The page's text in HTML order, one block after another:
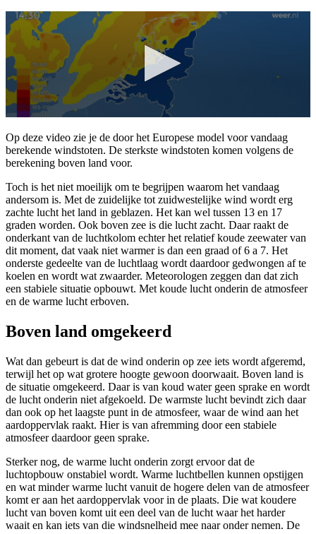
Op deze video zie je de door het Europese model voor vandaag
berekende windstoten. De sterkste windstoten komen volgens de
berekening boven land voor.
Toch is het niet moeilijk om te begrijpen waarom het vandaag
andersom is. Met de zuidelijke tot zuidwestelijke wind wordt erg
zachte lucht het land in geblazen. Het kan wel tussen 13 en 17
graden worden. Ook boven zee is die lucht zacht. Daar raakt de
onderkant van de luchtkolom echter het relatief koude zeewater van
dit moment, dat vaak niet warmer is dan een graad of 6 a 7. Het
onderste gedeelte van de luchtlaag wordt daardoor gedwongen af te
koelen en wordt wat zwaarder. Meteorologen zeggen dan dat zich
een stabiele situatie opbouwt. Met koude lucht onderin de atmosfeer
en de warme lucht erboven.
Boven land omgekeerd
Wat dan gebeurt is dat de wind onderin op zee iets wordt afgeremd,
terwijl het op wat grotere hoogte gewoon doorwaait. Boven land is
de situatie omgekeerd. Daar is van koud water geen sprake en wordt
de lucht onderin niet afgekoeld. De warmste lucht bevindt zich daar
dan ook op het laagste punt in de atmosfeer, waar de wind aan het
aardoppervlak raakt. Hier is van afremming door een stabiele
atmosfeer daardoor geen sprake.
Sterker nog, de warme lucht onderin zorgt ervoor dat de
luchtopbouw onstabiel wordt. Warme luchtbellen kunnen opstijgen
en wat minder warme lucht vanuit de hogere delen van de atmosfeer
komt er aan het aardoppervlak voor in de plaats. Die wat koudere
lucht van boven komt uit een deel van de lucht waar het harder
waait en kan iets van die windsnelheid mee naar onder nemen. De